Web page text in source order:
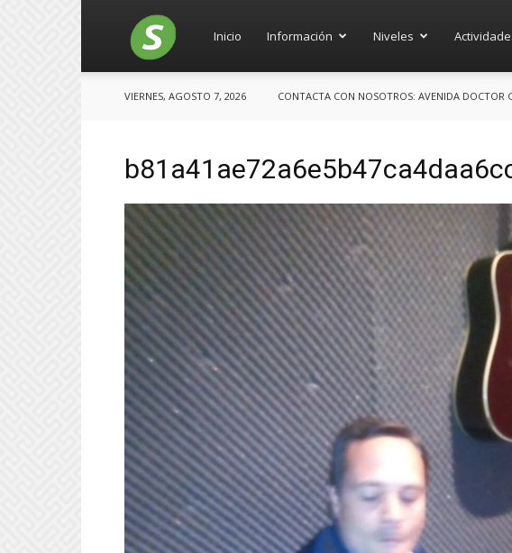
Salces
Inicio Información Niveles
VIERNES, AGOSTO 7, 2026 CONTACTA CON NOSOTROS: AVENIDA DOCTOR